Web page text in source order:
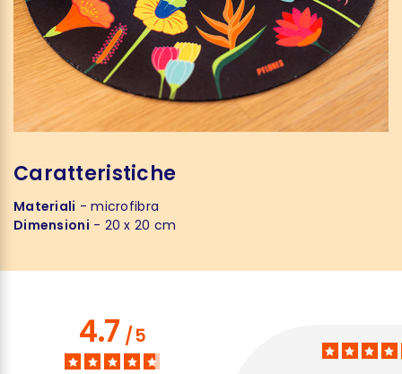
Caratteristiche
Materiali - microfibra
Dimensioni - 20 x 20 cm
4.7/5